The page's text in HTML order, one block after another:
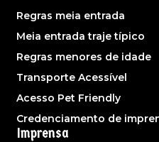
Regras meia entrada
Meia entrada traje típico
Regras menores de idade
Transporte Acessível
Acesso Pet Friendly
Credenciamento de
Imprensa